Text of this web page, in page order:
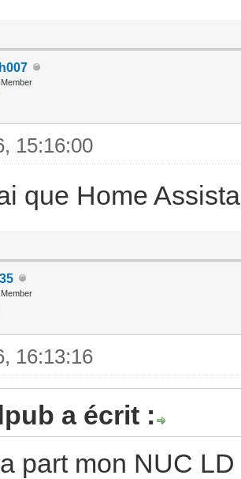
15:16:00
que Home
16:13:16
a écrit :
part mon NUC